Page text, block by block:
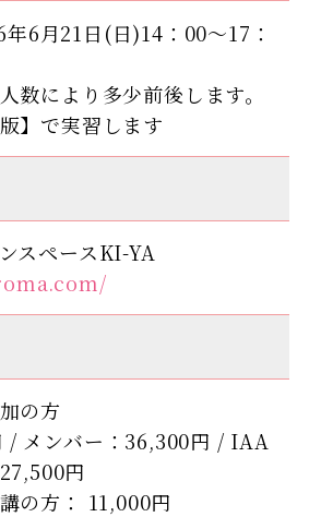
年6月21日(日)14：00～17：
数により多少前後します。
】で実習します
スペースKI-YA
の方
/ メンバー：36,300円 / IAA
円
の方： 11,000円